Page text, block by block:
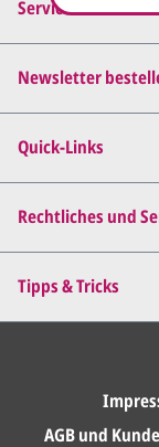
Service-Hotline
Rechtliches und
Tipps & Tricks
Quick-Links
Newsletter
AGB und